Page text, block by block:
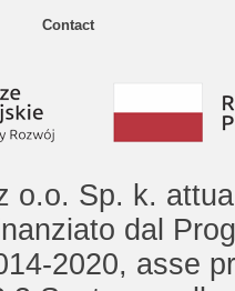
Contact
o.o. Sp. k.
dal
2020, asse